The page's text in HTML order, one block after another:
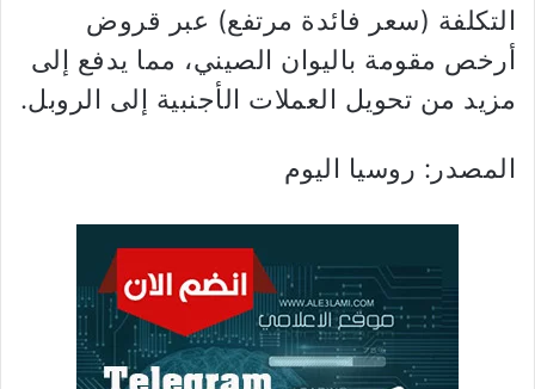
التكلفة (سعر فائدة مرتفع) عبر قروض
أرخص مقومة باليوان الصيني، مما يدفع إلى
مزيد من تحويل العملات الأجنبية إلى الروبل.
المصدر: روسيا اليوم